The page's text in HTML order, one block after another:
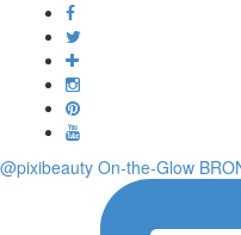
@pixibeauty On-the-Glow